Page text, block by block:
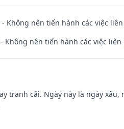
Không nên tiến hành các việc
Không nên tiến hành các việc
tranh cãi. Ngày này là ngày